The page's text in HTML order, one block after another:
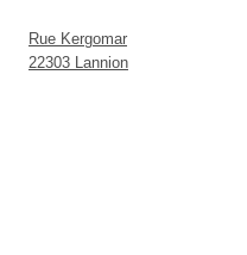
Rue Kergomar
22303 Lannion